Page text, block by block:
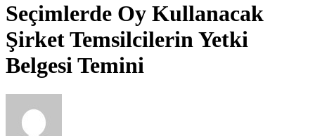
Seçimlerde Oy Kullanacak
Şirket Temsilcilerin Yetki
Belgesi Temini